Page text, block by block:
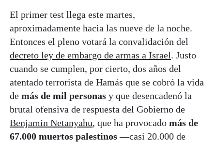
El primer test llega este martes,
aproximadamente hacia las nueve de la noche.
Entonces el pleno votará la convalidación del
decreto ley de embargo de armas a Israel. Justo
cuando se cumplen, por cierto, dos años del
atentado terrorista de Hamás que se cobró la vida
de más de mil personas y que desencadenó la
brutal ofensiva de respuesta del Gobierno de
Benjamin Netanyahu, que ha provocado más de
67.000 muertos palestinos—casi 20.000 de